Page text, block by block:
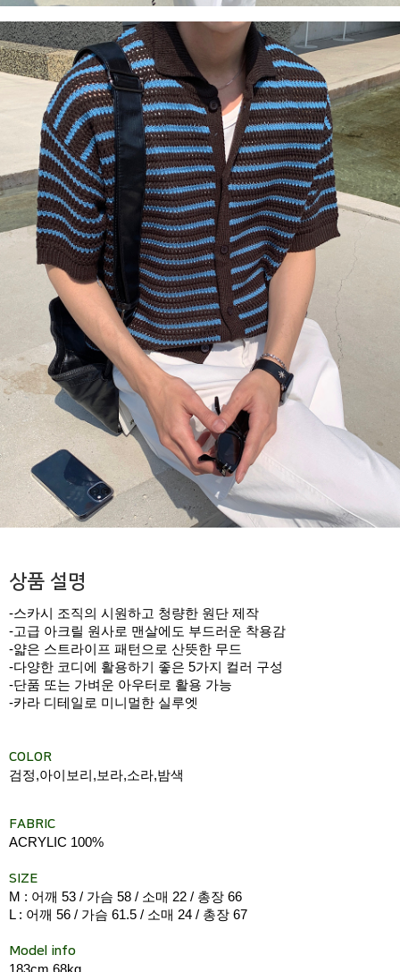
상품 설명
-스카시 조직의 시원하고 청량한 원단 제작
-고급 아크릴 원사로 맨살에도 부드러운 착용감
-얇은 스트라이프 패턴으로 산뜻한 무드
-다양한 코디에 활용하기 좋은 5가지 컬러 구성
-단품 또는 가벼운 아우터로 활용 가능
-카라 디테일로 미니멀한 실루엣
COLOR
검정,아이보리,보라,소라,밤색
FABRIC
ACRYLIC 100%
SIZE
M : 어깨 53 / 가슴 58 / 소매 22 / 총장 66
L : 어깨 56 / 가슴 61.5 / 소매 24 / 총장 67
Model info
183cm 68kg